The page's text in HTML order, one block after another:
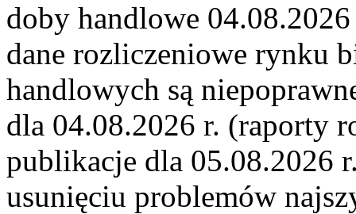
doby handlowe
dane rozliczeniowe rynku
handlowych są
dla 04.08.2026 r. (raporty
publikacje dla 05.08.2026
usunięciu problemów